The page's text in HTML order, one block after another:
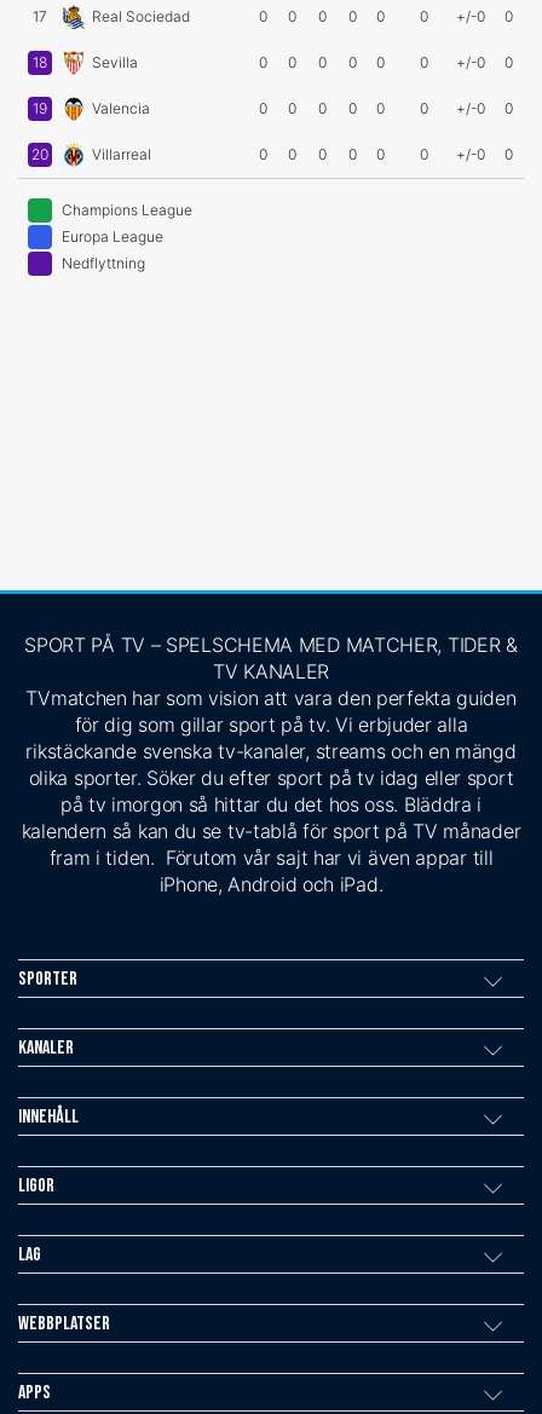
17 Real Sociedad 0 0 0 0 0 0 +/-0 0
18 Sevilla 0 0 0 0 0 0 +/-0 0
19 Valencia 0 0 0 0 0 0 +/-0 0
20 Villarreal 0 0 0 0 0 0 +/-0 0
Champions League
Europa League
Nedflyttning
SPORT PÅ TV – SPELSCHEMA MED MATCHER, TIDER &
TV KANALER
TVmatchen har som vision att vara den perfekta guiden
för dig som gillar sport på tv. Vi erbjuder alla
rikstäckande svenska tv-kanaler, streams och en mängd
olika sporter. Söker du efter sport på tv idag eller sport
på tv imorgon så hittar du det hos oss. Bläddra i
kalendern så kan du se tv-tablå för sport på TV månader
fram i tiden. Förutom vår sajt har vi även appar till
iPhone, Android och iPad.
Sporter
Kanaler
Innehåll
Ligor
Lag
Webbplatser
Apps